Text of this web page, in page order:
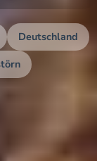
Deutschland